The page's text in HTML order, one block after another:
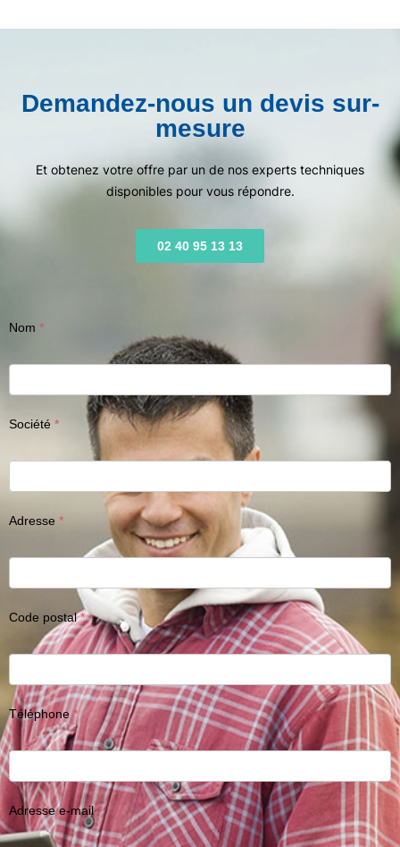
Demandez-nous un devis sur-
mesure
Et obtenez votre offre par un de nos experts techniques
disponibles pour vous répondre.
02 40 95 13 13
Nom
Société
Adresse
Code postal
Téléphone
Adresse e-mail